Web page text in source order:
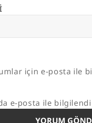
için e-posta ile
e-posta ile